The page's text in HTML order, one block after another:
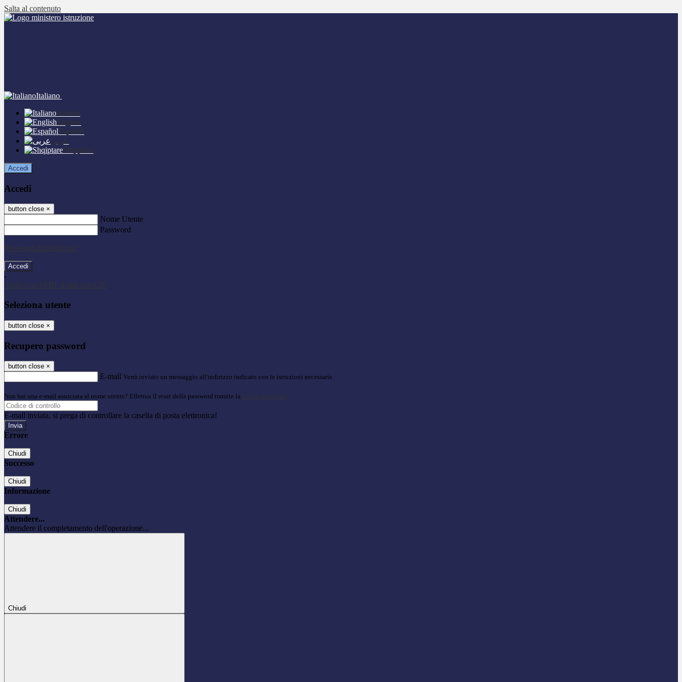
Salta al contenuto
Italiano
Italiano
English
Español
عربى
Shqiptare
Accedi
Accedi
button close ×
Nome Utente
Password
Password dimenticata?
-
Entra con SPID
Entra con CIE
Seleziona utente
button close ×
Recupero password
button close ×
E-mail Verrà inviato un messaggio all'indirizzo indicato con le istruzioni necessarie.
Non hai una e-mail associata al nome utente? Effettua il reset della password tramite la Login Spaggiari
E-mail inviata, si prega di controllare la casella di posta elettronica!
Errore
Chiudi
Successo
Chiudi
Informazione
Chiudi
Attendere...
Attendere il completamento dell'operazione...
Chiudi